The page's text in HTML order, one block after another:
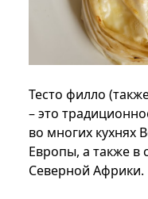
Тесто филло
– это
во многих кухнях
Европы, а также в
Северной Африки.